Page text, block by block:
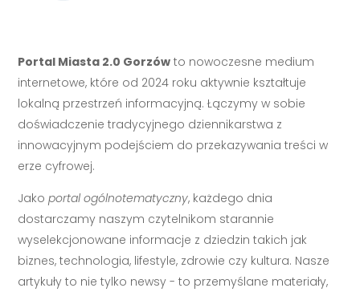
Portal Miasta 2.0 Gorzów to nowoczesne medium
internetowe, które od 2024 roku aktywnie kształtuje
lokalną przestrzeń informacyjną. Łączymy w sobie
doświadczenie tradycyjnego dziennikarstwa z
innowacyjnym podejściem do przekazywania treści w
erze cyfrowej.
Jakoportal ogólnotematyczny, każdego dnia
dostarczamy naszym czytelnikom starannie
wyselekcjonowane informacje z dziedzin takich jak
biznes, technologia, lifestyle, zdrowie czy kultura. Nasze
artykuły to nie tylko newsy - to przemyślane materiały,